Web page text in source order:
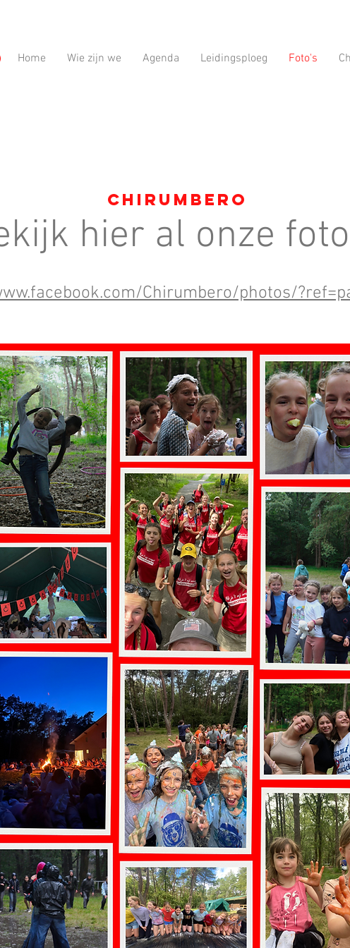
Home Wie zijn we Agenda Leidingsploeg Foto's
Chirumbero
hier al onze
Chirumbero/photos/